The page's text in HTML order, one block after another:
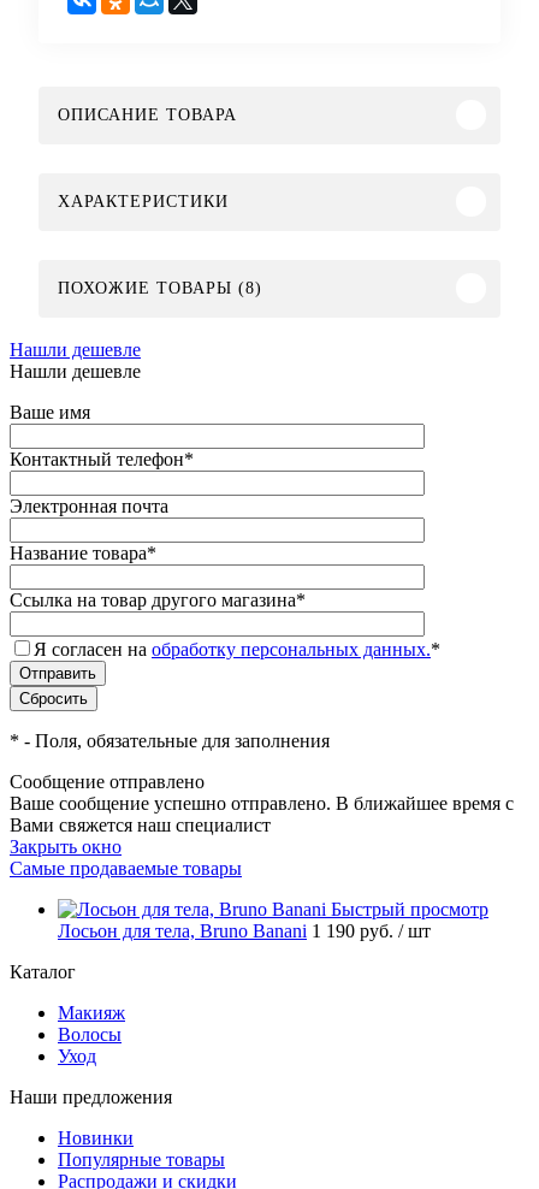
ОПИСАНИЕ ТОВАРА
ХАРАКТЕРИСТИКИ
ПОХОЖИЕ ТОВАРЫ (8)
Нашли дешевле
Нашли дешевле
Ваше имя
Контактный телефон*
Электронная почта
Название товара*
Ссылка на товар другого магазина*
Я согласен на обработку персональных данных.*
* - Поля, обязательные для заполнения
Сообщение отправлено
Ваше сообщение успешно отправлено. В ближайшее время с
Вами свяжется наш специалист
Закрыть окно
Самые продаваемые товары
Быстрый просмотр
Лосьон для тела, Bruno Banani 1 190 руб. / шт
Каталог
Макияж
Волосы
Уход
Наши предложения
Новинки
Популярные товары
Распродажи и скидки